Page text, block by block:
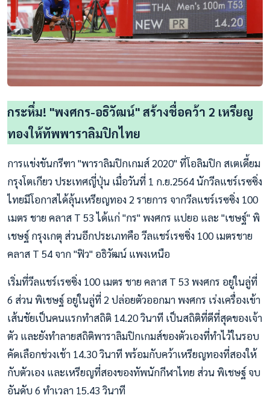
กระหึ่ม! "พงศกร-อธิวัฒน์" สร้างชื่อคว้า 2 เหรียญ
ทองให้ทัพพาราลิมปิกไทย
การแข่งขันกรีฑา "พาราลิมปิกเกมส์ 2020" ที่โอลิมปิก สเตเดี้ยม
กรุงโตเกียว ประเทศญี่ปุ่น เมื่อวันที่ 1 ก.ย.2564 นักวีลแชร์เรซซิ่ง
ไทยมีโอกาสได้ลุ้นเหรียญทอง 2 รายการ จากวีลแชร์เรซซิ่ง 100
เมตร ชาย คลาส T 53 ได้แก่ "กร" พงศกร แปยอ และ "เชษฐ์" พิ
เชษฐ์ กรุงเกตุ ส่วนอีกประเภทคือ วีลแชร์เรซซิ่ง 100 เมตรชาย
คลาส T 54 จาก "ฟิว" อธิวัฒน์ แพงเหนือ
เริ่มที่วีลแชร์เรซซิ่ง 100 เมตร ชาย คลาส T 53 พงศกร อยู่ในลู่ที่
6 ส่วน พิเชษฐ์ อยู่ในลู่ที่ 2 ปล่อยตัวออกมา พงศกร เร่งเครื่องเข้า
เส้นชัยเป็นคนแรกทำสถิติ 14.20 วินาที เป็นสถิติที่ดีที่สุดของเจ้า
ตัว และยังทำลายสถิติพาราลิมปิกเกมส์ของตัวเองที่ทำไว้ในรอบ
คัดเลือกช่วงเช้า 14.30 วินาที พร้อมกับคว้าเหรียญทองที่สองให้
กับตัวเอง และเหรียญที่สองของทัพนักกีฬาไทย ส่วน พิเชษฐ์ จบ
อันดับ 6 ทำเวลา 15.43 วินาที